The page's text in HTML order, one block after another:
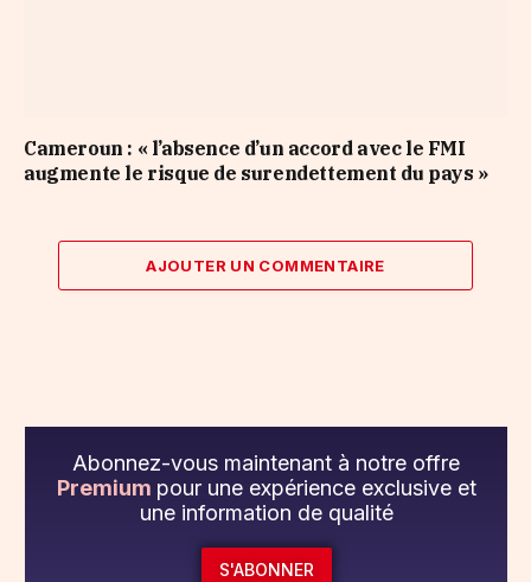
Cameroun : « l’absence d’un accord avec le FMI
augmente le risque de surendettement du pays »
AJOUTER UN COMMENTAIRE
Abonnez-vous maintenant à notre offre
Premium pour une expérience exclusive et
une information de qualité
S'ABONNER